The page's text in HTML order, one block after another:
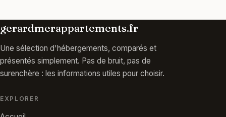
gerardmerappartements.fr
Une sélection d'hébergements, comparés et
présentés simplement. Pas de bruit, pas de
surenchère : les informations utiles pour choisir.
EXPLORER